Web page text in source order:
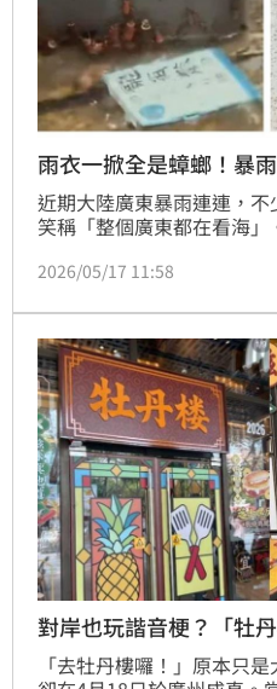
雨衣一掀全是蟑螂！暴
近期大陸廣東暴雨連連，
笑稱「整個廣東都在看海
冒雨準備移車時，竟發現雨
掀起熱議，讓大批網友直
化危機」。
2026/05/17 11:58
對岸也玩諧音梗？「牡
「去牡丹樓囉！」原本只